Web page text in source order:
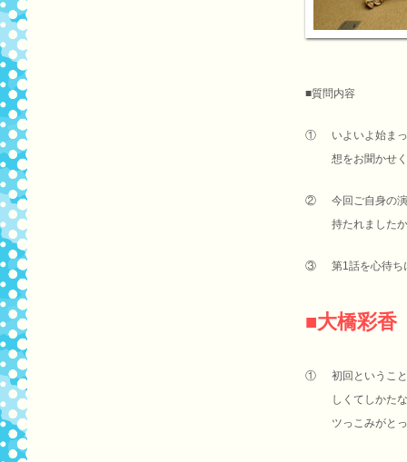
■質問内容
①
いよいよ始ま
想をお聞かせ
②
今回ご自身の
持たれました
③ 第1話を心待ち
■大橋彩香
①
初回というこ
しくてしかた
ツっこみがと